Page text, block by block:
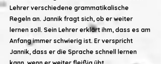
Lehrer verschiedene grammatikalische
Regeln an. Jannik fragt sich, ob er weiter
lernen soll. Sein Lehrer erklärt ihm, dass es am
Anfang immer schwierig ist. Er verspricht
Jannik, dass er die Sprache schnell lernen